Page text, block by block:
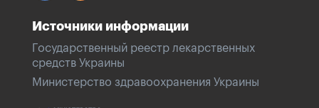
Источники информации
Государственный реестр лекарственных
средств Украины
Министерство здравоохранения Украины